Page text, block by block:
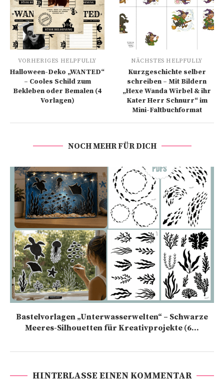
VORHERIGES HELPFULLY
Halloween-Deko „WANTED“
– Cooles Schild zum
Bekleben oder Bemalen (4
Vorlagen)
NÄCHSTES HELPFULLY
Kurzgeschichte selber
schreiben – Mit Bildern
„Hexe Wanda Wirbel & ihr
Kater Herr Schnurr“ im
Mini-Faltbuchformat
NOCH MEHR FÜR DICH
Bastelvorlagen „Unterwasserwelten“ – Schwarze
Meeres-Silhouetten für Kreativprojekte (6...
HINTERLASSE EINEN KOMMENTAR